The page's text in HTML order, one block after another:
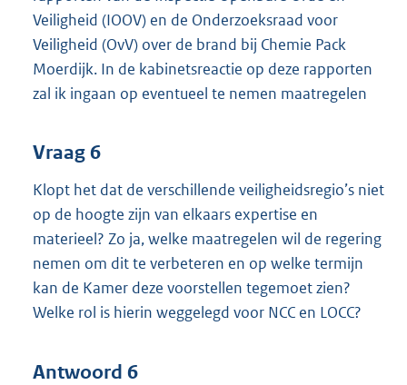
Veiligheid (IOOV) en de Onderzoeksraad voor
Veiligheid (OvV) over de brand bij Chemie Pack
Moerdijk. In de kabinetsreactie op deze rapporten
zal ik ingaan op eventueel te nemen maatregelen
Vraag 6
Klopt het dat de verschillende veiligheidsregio’s niet
op de hoogte zijn van elkaars expertise en
materieel? Zo ja, welke maatregelen wil de regering
nemen om dit te verbeteren en op welke termijn
kan de Kamer deze voorstellen tegemoet zien?
Welke rol is hierin weggelegd voor NCC en LOCC?
Antwoord 6